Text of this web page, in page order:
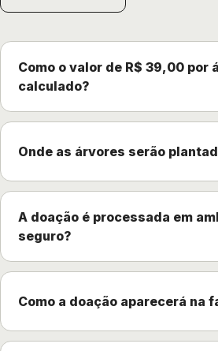
Como o valor de R$ 39,00 por
calculado?
Onde as árvores serão
A doação é processada em
seguro?
Como a doação aparecerá na